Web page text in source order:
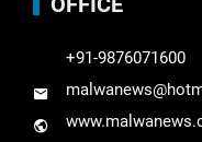
+91-9876071600